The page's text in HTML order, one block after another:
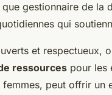
gestionnaire de la
qui
et respectueux,
ressources pour les
femmes, peut offrir